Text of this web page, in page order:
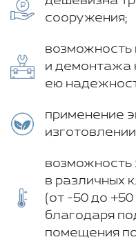
сооружения;
возможность
и демонтажа
ею
применение
возможность
в различных
(от -50 до
благодаря
помещения